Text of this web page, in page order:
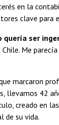
en la
clave para
quería ser
Me
marcaron
llevamos 42
creado en
de su vida.